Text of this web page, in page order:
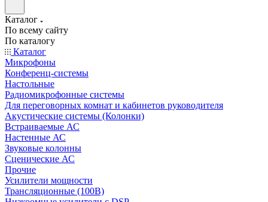
Каталог
По всему сайту
По каталогу
Каталог
Микрофоны
Конференц-системы
Настольные
Радиомикрофонные системы
Для переговорных комнат и кабинетов руководителя
Акустические системы (Колонки)
Встраиваемые АС
Настенные АС
Звуковые колонны
Сценические АС
Прочие
Усилители мощности
Трансляционные (100В)